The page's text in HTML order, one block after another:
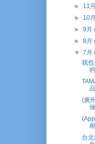
► 11
► 10
►9月
►8月
▼7月
我
(廣
台